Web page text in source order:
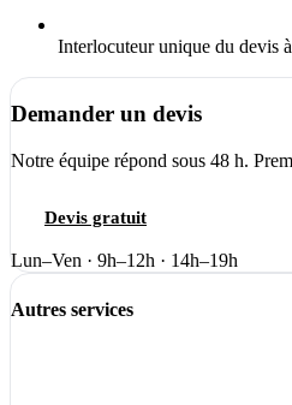
Interlocuteur unique du devis
Demander un devis
Notre équipe répond sous 48 h.
Devis gratuit
Lun–Ven · 9h–12h · 14h–19h
Autres services